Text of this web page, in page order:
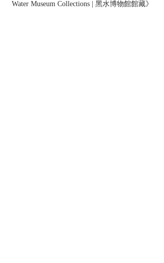
Water Museum Collections | 黑水博物館館藏》